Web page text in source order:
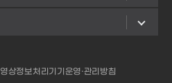
영상정보처리기기운영·관리방침